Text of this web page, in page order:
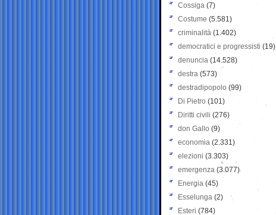
Cossiga (7)
Costume (5.581)
criminalità (1.402)
democratici e progressisti (19)
denuncia (14.528)
destra (573)
destradipopolo (99)
Di Pietro (101)
Diritti civili (276)
don Gallo (9)
economia (2.331)
elezioni (3.303)
emergenza (3.077)
Energia (45)
Esselunga (2)
Esteri (784)